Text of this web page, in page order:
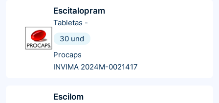
Escitalopram
Tabletas -
30 und
Procaps
INVIMA 2024M-0021417
Escilom